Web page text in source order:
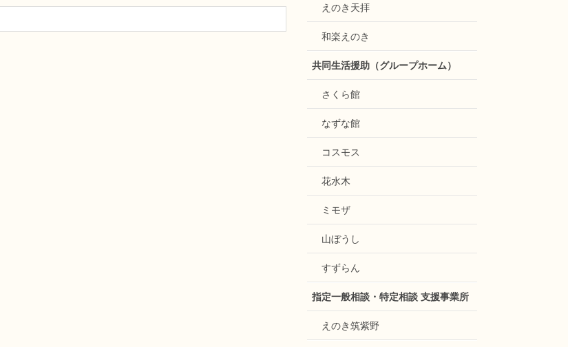
えのき天拝
和楽えのき
共同生活援助（グループホーム）
さくら館
なずな館
コスモス
花水木
ミモザ
山ぼうし
すずらん
指定一般相談・特定相談 支援事業所
えのき筑紫野